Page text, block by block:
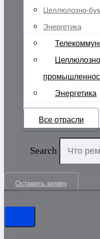
Целлюлозно-
Энергетика
Энергетика
Все отрасли
Search
Оставить заявку